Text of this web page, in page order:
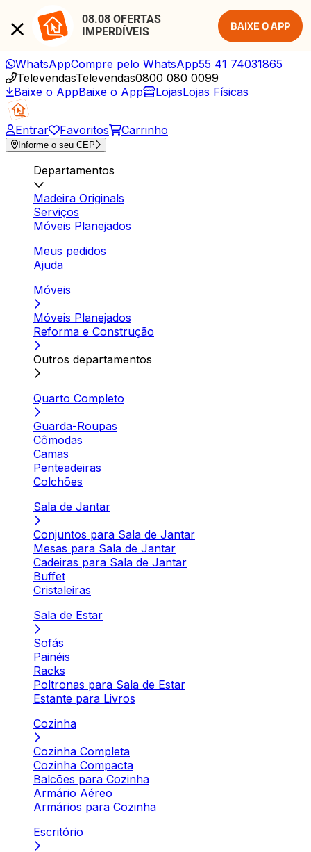
08.08 OFERTAS
IMPERDÍVEIS
BAIXE O APP
WhatsAppCompre pelo WhatsApp55 41 74031865
TelevendasTelevendas0800 080 0099
Baixe o AppBaixe o App LojasLojas Físicas
Entrar Favoritos Carrinho
Informe o seu CEP
Departamentos
Madeira Originals
Serviços
Móveis Planejados
Meus pedidos
Ajuda
Móveis
Móveis Planejados
Reforma e Construção
Outros departamentos
Quarto Completo
Guarda-Roupas
Cômodas
Camas
Penteadeiras
Colchões
Sala de Jantar
Conjuntos para Sala de Jantar
Mesas para Sala de Jantar
Cadeiras para Sala de Jantar
Buffet
Cristaleiras
Sala de Estar
Sofás
Painéis
Racks
Poltronas para Sala de Estar
Estante para Livros
Cozinha
Cozinha Completa
Cozinha Compacta
Balcões para Cozinha
Armário Aéreo
Armários para Cozinha
Escritório